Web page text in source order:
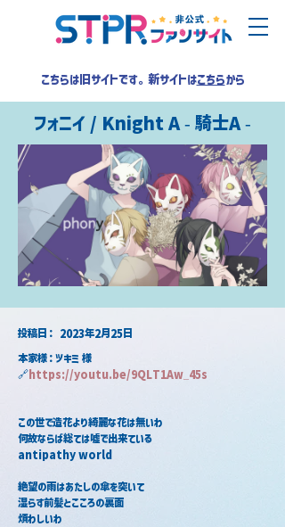
こちらは旧サイトです。新サイトはこちらから
フォニイ / Knight A - 騎士A -
2023年2月25日
​投稿日：
本家様：ツキミ 様
🔗https://youtu.be/9QLT1Aw_45s
この世で造花より綺麗な花は無いわ
何故ならば総ては嘘で出来ている
antipathy world
絶望の雨はあたしの傘を突いて
湿らす前髪とこころの裏面
煩わしいわ